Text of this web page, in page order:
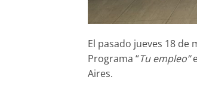
El pasado jueves 18 de
Programa “Tu empleo”
Aires.